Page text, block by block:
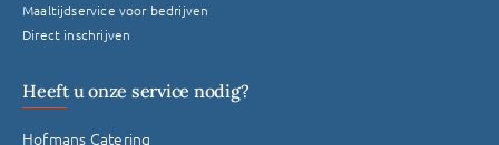
Maaltijdservice voor bedrijven
Direct inschrijven
Heeft u onze service nodig?
Hofmans Catering